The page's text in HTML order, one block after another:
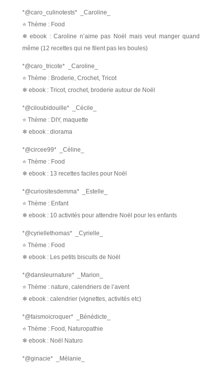
*@caro_culinotests* _Caroline_
⭐ Thème : Food
❄ ebook : Caroline n’aime pas Noël mais veut manger quand
même (12 recettes qui ne filent pas les boules)
*@caro_tricote* _Caroline_
⭐ Thème : Broderie, Crochet, Tricot
❄ ebook : Tricot, crochet, broderie autour de Noël
*@ciloubidouille* _Cécile_
⭐ Thème : DIY, maquette
❄ ebook : diorama
*@circee99* _Céline_
⭐ Thème : Food
❄ ebook : 13 recettes faciles pour Noël
*@curiositesdemma* _Estelle_
⭐ Thème : Enfant
❄ ebook : 10 activités pour attendre Noël pour les enfants
*@cyriellethomas* _Cyrielle_
⭐ Thème : Food
❄ ebook : Les petits biscuits de Noël
*@dansleurnature* _Marion_
⭐ Thème : nature, calendriers de l’avent
❄ ebook : calendrier (vignettes, activités etc)
*@faismoicroquer* _Bénédicte_
⭐ Thème : Food, Naturopathie
❄ ebook : Noël Naturo
*@ginacie* _Mélanie_